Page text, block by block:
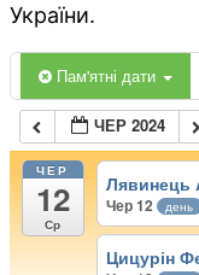
України.
Пам'ятні дати
ЧЕР 2024
ЧЕР
12
Ср
Лявинець
Чер 12 день
Цицурін